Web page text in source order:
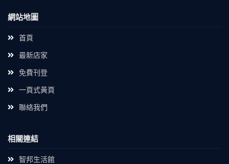
網站地圖
首頁
最新店家
免費刊登
一頁式黃頁
聯絡我們
相關連結
智邦生活館